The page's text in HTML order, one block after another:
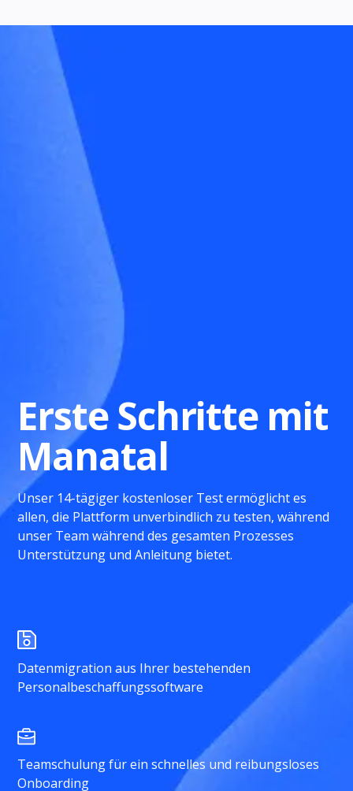
Erste Schritte mit
Manatal
Unser 14-tägiger kostenloser Test ermöglicht es
allen, die Plattform unverbindlich zu testen, während
unser Team während des gesamten Prozesses
Unterstützung und Anleitung bietet.
Datenmigration aus Ihrer bestehenden
Personalbeschaffungssoftware
Teamschulung für ein schnelles und reibungsloses
Onboarding